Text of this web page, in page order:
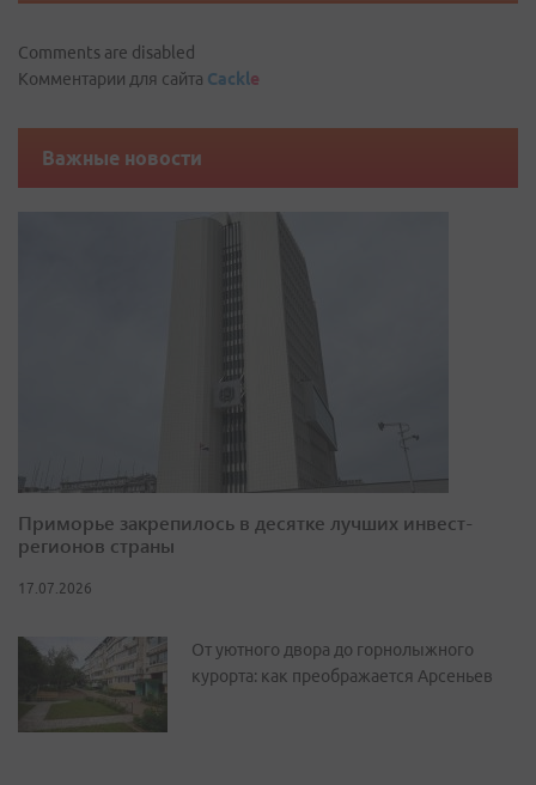
Comments are disabled
Комментарии для сайта Cackle
Важные новости
Приморье закрепилось в десятке лучших инвест-
регионов страны
17.07.2026
От уютного двора до горнолыжного
курорта: как преображается Арсеньев